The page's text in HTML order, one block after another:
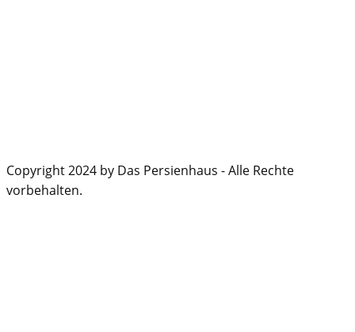
Copyright 2024 by Das Persienhaus - Alle Rechte
vorbehalten.